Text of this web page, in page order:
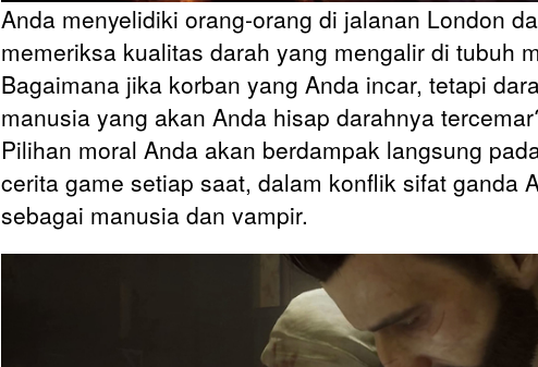
Anda menyelidiki orang-orang di jalanan London
memeriksa kualitas darah yang mengalir di tubuh
Bagaimana jika korban yang Anda incar, tetapi
manusia yang akan Anda hisap darahnya
Pilihan moral Anda akan berdampak langsung
cerita game setiap saat, dalam konflik sifat ganda
sebagai manusia dan vampir.